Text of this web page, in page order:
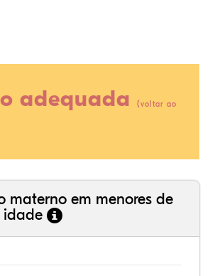
adequada (voltar ao
materno em menores de
idade